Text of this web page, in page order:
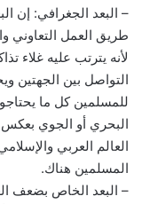
– البعد الجغرافي: إن
طريق العمل التعاوني
لأنه يترتب عليه غلاء
التواصل بين الجهتين
للمسلمين كل ما
البحري أو الجوي بعكس
العالم العربي
المسلمين هناك.
– البعد الخاص بضعف